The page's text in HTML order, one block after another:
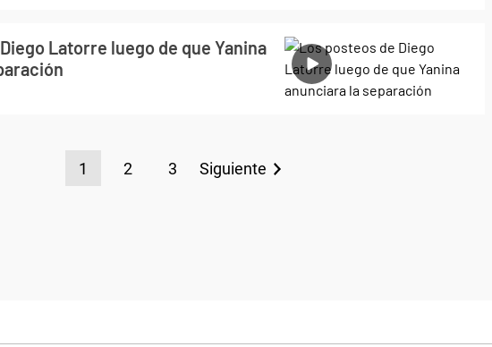
Latorre luego de que Yanina
1 2 3 Siguiente